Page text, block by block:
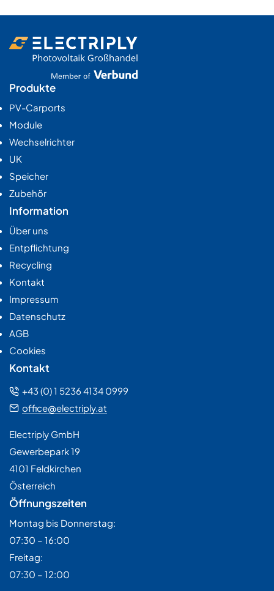
Produkte
PV-Carports
Module
Wechselrichter
UK
Speicher
Zubehör
Information
Über uns
Entpflichtung
Recycling
Kontakt
Impressum
Datenschutz
AGB
Cookies
Kontakt
+43 (0) 1 5236 4134 0999
office@electriply.at
Electriply GmbH
Gewerbepark 19
4101 Feldkirchen
Österreich
Öffnungszeiten
Montag bis Donnerstag:
07:30 – 16:00
Freitag:
07:30 – 12:00